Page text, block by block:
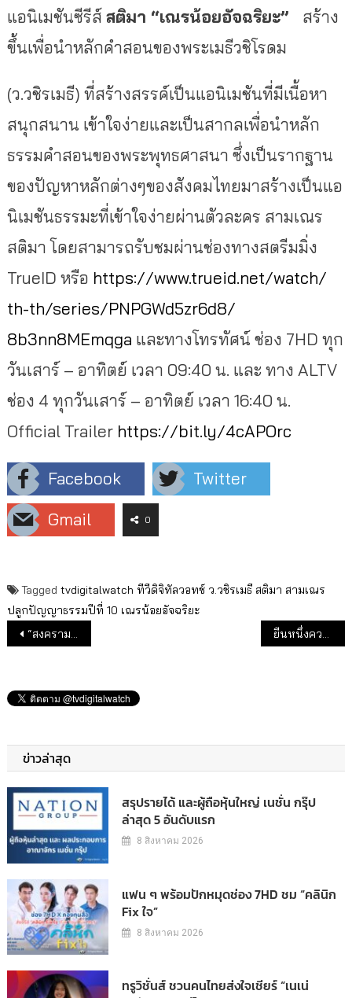
แอนิเมชันซีรีส์ สติมา “เณรน้อยอัจฉริยะ” สร้าง
ขึ้นเพื่อนำหลักคำสอนของพระเมธีวชิโรดม
(ว.วชิรเมธี) ที่สร้างสรรค์เป็นแอนิเมชันที่มีเนื้อหา
สนุกสนาน เข้าใจง่ายและเป็นสากลเพื่อนำหลัก
ธรรมคำสอนของพระพุทธศาสนา ซึ่งเป็นรากฐาน
ของปัญหาหลักต่างๆของสังคมไทยมาสร้างเป็นแอ
นิเมชันธรรมะที่เข้าใจง่ายผ่านตัวละคร สามเณร
สติมา โดยสามารถรับชมผ่านช่องทางสตรีมมิ่ง
TrueID หรือ https://www.trueid.net/watch/
th-th/series/PNPGWd5zr6d8/
8b3nn8MEmqga และทางโทรทัศน์ ช่อง 7HD ทุก
วันเสาร์ – อาทิตย์ เวลา 09:40 น. และ ทาง ALTV
ช่อง 4 ทุกวันเสาร์ – อาทิตย์ เวลา 16:40 น.
Official Trailer https://bit.ly/4cAPOrc
Facebook
Twitter
Gmail
0
Tagged tvdigitalwatch ทีวีดิจิทัลวอทช์ ว.วชิรเมธี สติมา สามเณร
ปลูกปัญญาธรรมปีที่ 10 เณรน้อยอัจฉริยะ
แนะแนวเรื่อง
“สงครามสมรส” ละครครอบครัว ยืนหนึ่งคอนเท้นต์…โกยเรตติ้งทะลุ 6 ยืนหนึ่งความปัง! ช่อง 3 กวาด 5 รางวัลงาน “KAZZ Awards 2024”
ข่าวล่าสุด
สรุปรายได้ และผู้ถือหุ้นใหญ่ เนชั่น กรุ๊ป
ล่าสุด 5 อันดับแรก
8 สิงหาคม 2026
แฟน ๆ พร้อมปักหมุดช่อง 7HD ชม “คลินิก
Fix ใจ”
8 สิงหาคม 2026
ทรูวิชั่นส์ ชวนคนไทยส่งใจเชียร์ “เนเน่